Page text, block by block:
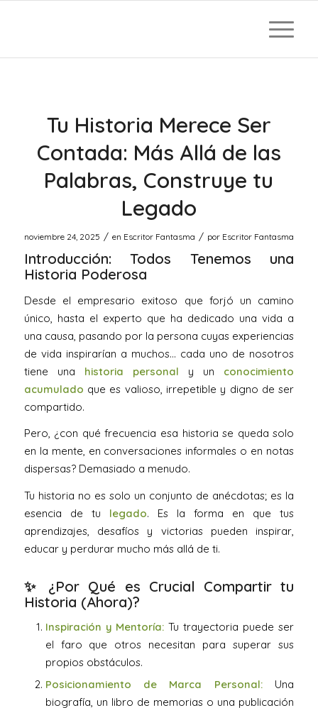
Tu Historia Merece Ser
Contada: Más Allá de las
Palabras, Construye tu
Legado
noviembre 24, 2025 / en Escritor Fantasma / por Escritor Fantasma
Introducción: Todos Tenemos una
Historia Poderosa
Desde el empresario exitoso que forjó un camino
único, hasta el experto que ha dedicado una vida a
una causa, pasando por la persona cuyas experiencias
de vida inspirarían a muchos… cada uno de nosotros
tiene una historia personal y un conocimiento
acumulado que es valioso, irrepetible y digno de ser
compartido.
Pero, ¿con qué frecuencia esa historia se queda solo
en la mente, en conversaciones informales o en notas
dispersas? Demasiado a menudo.
Tu historia no es solo un conjunto de anécdotas; es la
esencia de tu legado. Es la forma en que tus
aprendizajes, desafíos y victorias pueden inspirar,
educar y perdurar mucho más allá de ti.
✨ ¿Por Qué es Crucial Compartir tu
Historia (Ahora)?
Inspiración y Mentoría: Tu trayectoria puede ser
el faro que otros necesitan para superar sus
propios obstáculos.
Posicionamiento de Marca Personal:Una
biografía, un libro de memorias o una publicación